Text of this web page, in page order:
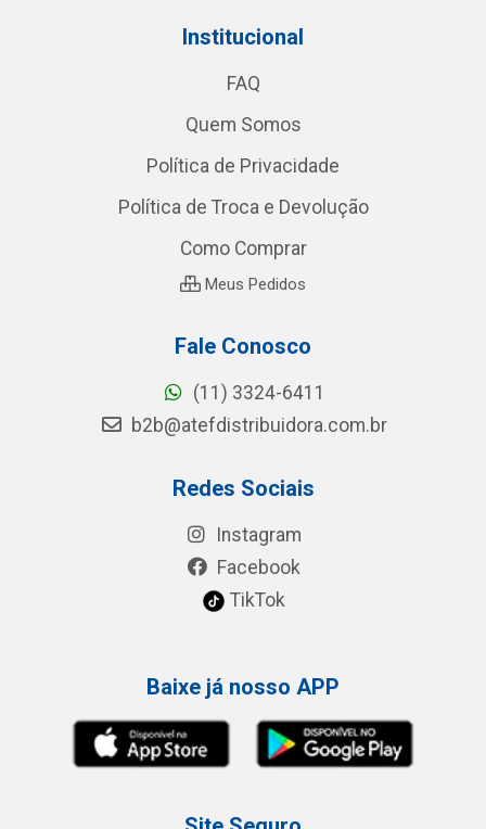
Institucional
FAQ
Quem Somos
Política de Privacidade
Política de Troca e Devolução
Como Comprar
Meus Pedidos
Fale Conosco
(11) 3324-6411
b2b@atefdistribuidora.com.br
Redes Sociais
Instagram
Facebook
TikTok
Baixe já nosso APP